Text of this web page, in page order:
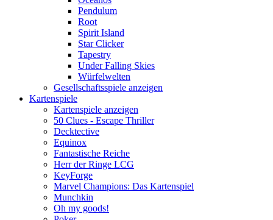
Pendulum
Root
Spirit Island
Star Clicker
Tapestry
Under Falling Skies
Würfelwelten
Gesellschaftsspiele anzeigen
Kartenspiele
Kartenspiele anzeigen
50 Clues - Escape Thriller
Decktective
Equinox
Fantastische Reiche
Herr der Ringe LCG
KeyForge
Marvel Champions: Das Kartenspiel
Munchkin
Oh my goods!